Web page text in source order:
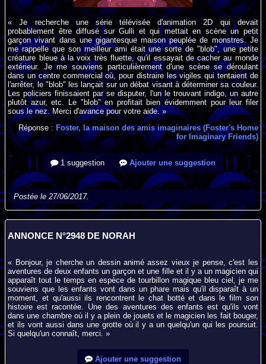
« Je recherche une série télévisée d'animation 2D qui devait
probablement être diffusé sur Gulli et qui mettait en scène un petit
garçon vivant dans une gigantesque maison peuplée de monstres. Je
me rappelle que son meilleur ami était une sorte de "blob", une petite
créature bleue à la voix très fluette, qu'il essayait de cacher au monde
extérieur. Je me souviens particulièrement d'une scène se déroulant
dans un centre commercial où, pour distraire les vigiles qui tentaient de
l'arrêter, le "blob" les lançait sur un débat visant à déterminer sa couleur.
Les policiers finissaient par se disputer, l'un le trouvant indigo, un autre
plutôt azur, etc. Le "blob" en profitait bien évidemment pour leur filer
sous le nez. Merci d'avance pour votre aide. »
Réponse : Foster, la maison des amis imaginaires (Foster's Home
for Imaginary Friends)
1 suggestion Ajouter une suggestion
Postée le 27/06/2017.
ANNONCE N°2948 DE NORAH
« Bonjour, je cherche un dessin animé assez vieux je pense, c'est les
aventures de deux enfants un garçon et une fille et il y a un magicien qui
apparaît tout le temps en espèce de tourbillon magique bleu ciel, je me
souviens que les enfants vont dans un phare mais qu'il disparaît à un
moment, et qu'aussi ils rencontrent le chat botté et dans le film son
histoire est racontée. Une des aventures des enfants est qu'ils vont
dans une chambre où il y a plein de jouets et le magicien les fait bouger,
et ils vont aussi dans une grotte où il y a un quelqu'un qui les poursuit.
Si quelqu'un connaît, merci. »
Ajouter une suggestion